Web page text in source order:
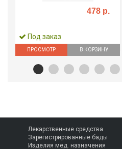
478 р.
Под заказ
ПРОСМОТР В КОРЗИНУ
Лекарственные средства
Зарегистрированные бады
Изделия мед. назначения